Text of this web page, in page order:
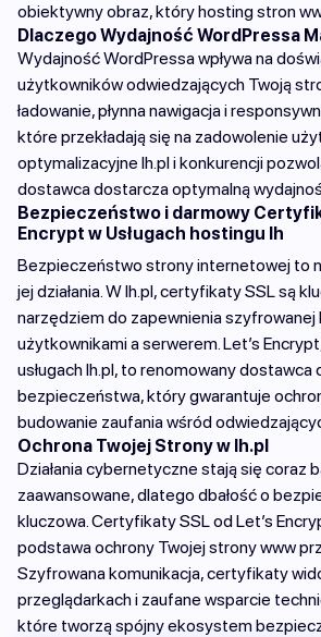
obiektywny obraz, który hosting stron
Dlaczego Wydajność WordPressa
Wydajność WordPressa wpływa na
użytkowników odwiedzających Twoją
ładowanie, płynna nawigacja i
które przekładają się na zadowolenie
optymalizacyjne lh.pl i konkurencji
dostawca dostarcza optymalną
Bezpieczeństwo i darmowy
Encrypt w Usługach hostingu lh
Bezpieczeństwo strony internetowej to
jej działania. W lh.pl, certyfikaty SSL są
narzędziem do zapewnienia
użytkownikami a serwerem. Let’s
usługach lh.pl, to renomowany
bezpieczeństwa, który gwarantuje
budowanie zaufania wśród
Ochrona Twojej Strony w lh.pl
Działania cybernetyczne stają się coraz
zaawansowane, dlatego dbałość o
kluczowa. Certyfikaty SSL od Let’s
podstawa ochrony Twojej strony www
Szyfrowana komunikacja, certyfikaty
przeglądarkach i zaufane wsparcie
które tworzą spójny ekosystem